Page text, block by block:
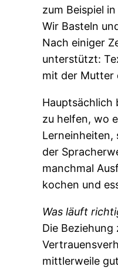
zum Beispiel
Wir Basteln
Nach einiger
unterstützt:
mit der Mutter
Hauptsächlich
zu helfen, wo
Lerneinheiten,
der
manchmal
kochen und
Was läuft
Die
mittlerweile